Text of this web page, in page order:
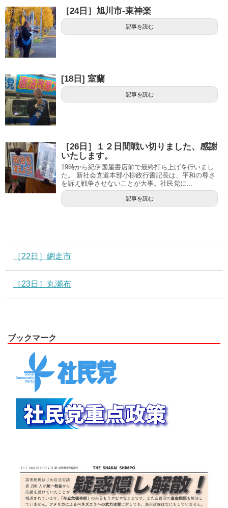
［24日］旭川市-東神楽
記事を読む
[18日] 室蘭
記事を読む
［26日］１２日間戦い切りました、感謝
いたします。
19時から紀伊国屋書店前で最終打ち上げを行いまし
た。 新社会党道本部小柳政行書記長は、平和の尊さ
を訴え戦争させないことが大事。社民党に...
記事を読む
［22日］網走市
［23日］丸瀬布
ブックマーク